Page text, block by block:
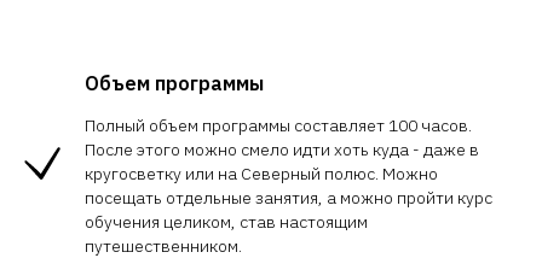
Объем программы
Полный объем программы составляет 100 часов.
После этого можно смело идти хоть куда - даже в
кругосветку или на Северный полюс. Можно
посещать отдельные занятия, а можно пройти курс
обучения целиком, став настоящим
путешественником.